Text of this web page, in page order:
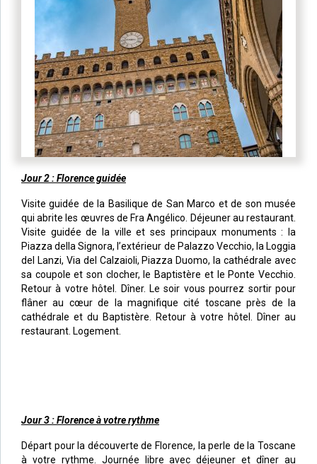
Jour 2 : Florence guidée
Visite guidée de la Basilique de San Marco et de son musée
qui abrite les œuvres de Fra Angélico. Déjeuner au restaurant.
Visite guidée de la ville et ses principaux monuments : la
Piazza della Signora, l’extérieur de Palazzo Vecchio, la Loggia
del Lanzi, Via del Calzaioli, Piazza Duomo, la cathédrale avec
sa coupole et son clocher, le Baptistère et le Ponte Vecchio.
Retour à votre hôtel. Dîner. Le soir vous pourrez sortir pour
flâner au cœur de la magnifique cité toscane près de la
cathédrale et du Baptistère. Retour à votre hôtel. Dîner au
restaurant. Logement.
Jour 3 : Florence à votre rythme
Départ pour la découverte de Florence, la perle de la Toscane
à votre rythme. Journée libre avec déjeuner et dîner au